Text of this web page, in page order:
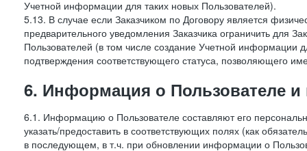
Учетной информации для таких новых Пользователей).
5.13. В случае если Заказчиком по Договору является
предварительного уведомления Заказчика ограничить для
Пользователей (в том числе создание Учетной информации
подтверждения соответствующего статуса, позволяющего
6. Информация о Пользователе
6.1. Информацию о Пользователе составляют его
указать/предоставить в соответствующих полях (как
в последующем, в т.ч. при обновлении информации о